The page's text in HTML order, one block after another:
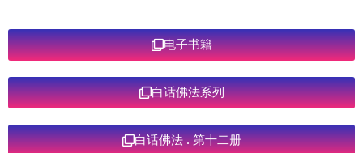
电子书籍
白话佛法系列
白话佛法 . 第十二册